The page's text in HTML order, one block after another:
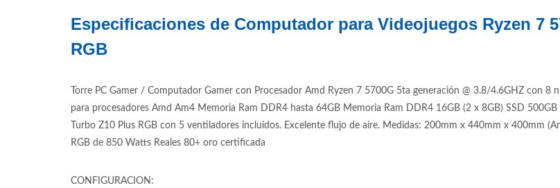
Especificaciones de Computador para Videojuegos Ryzen 7
RGB
Torre PC Gamer / Computador Gamer con Procesador Amd Ryzen 7 5700G 5ta generación @ 3.8/4.6GHZ con
para procesadores Amd Am4 Memoria Ram DDR4 hasta 64GB Memoria Ram DDR4 16GB (2 x 8GB) SSD
Turbo Z10 Plus RGB con 5 ventiladores incluidos. Excelente flujo de aire. Medidas: 200mm x 440mm x 400mm
RGB de 850 Watts Reales 80+ oro certificada
CONFIGURACION: